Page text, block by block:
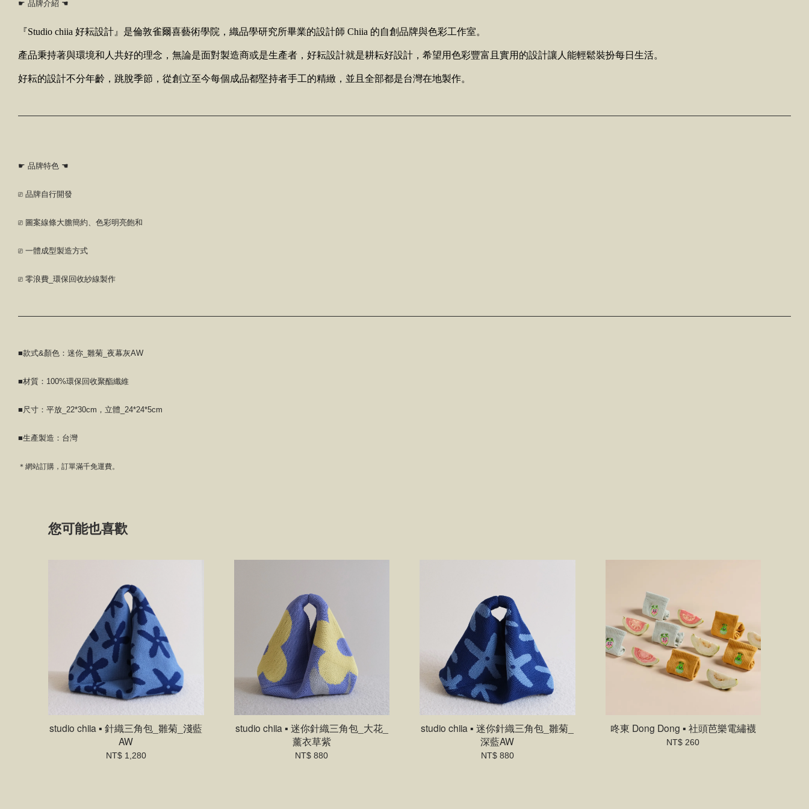
☛ 品牌介紹 ☚
『Studio chiia 好耘設計』是倫敦雀爾喜藝術學院，織品學研究所畢業的設計師 Chiia 的自創品牌與色彩工作室。
產品秉持著與環境和人共好的理念，無論是面對製造商或是生產者，好耘設計就是耕耘好設計， 希望用色彩豐富且實用的設計讓人能輕鬆裝扮每日生活。
好耘的設計不分年齡，跳脫季節，從創立至今每個成品都堅持者手工的精緻，並且全部都是台灣在地製作。
☛ 品牌特色 ☚
⎚ 品牌自行開發
⎚ 圖案線條大膽簡約、色彩明亮飽和
⎚ 一體成型製造方式
⎚ 零浪費_環保回收紗線製作
■款式&顏色：迷你_雛菊_夜幕灰AW
■材質：100%環保回收聚酯纖維
■尺寸：平放_22*30cm，立體_24*24*5cm
■生產製造：台灣
＊網站訂購，訂單滿千免運費。
您可能也喜歡
studio chiia ▪ 針織三角包_雛菊_淺藍
AW
NT$ 1,280
studio chiia ▪ 迷你針織三角包_大花_
薰衣草紫
NT$ 880
studio chiia ▪ 迷你針織三角包_雛菊_
深藍AW
NT$ 880
咚東 Dong Dong ▪ 社頭芭樂電繡襪
NT$ 260